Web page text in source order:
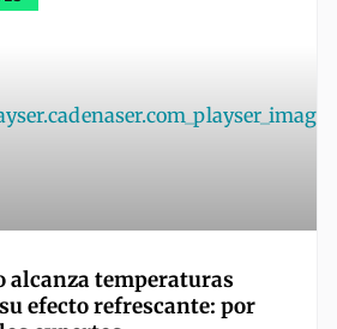
alcanza temperaturas
efecto refrescante: por